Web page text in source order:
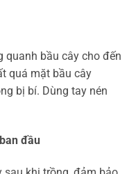
bầu cây cho đến
quá mặt bầu cây
bị bí. Dùng tay nén
đầu